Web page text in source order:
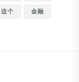
这个
金融